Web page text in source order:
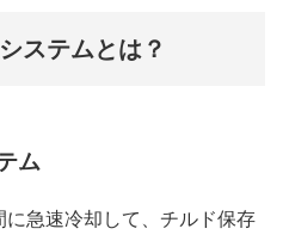
ステムとは？
ム
急速冷却して、チルド保存